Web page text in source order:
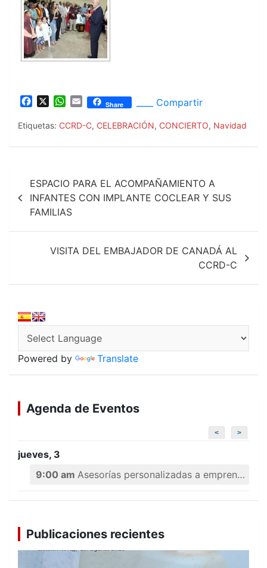
c
b
k
W
a
s
p
E
a
l
Share ____ Compartir
Etiquetas: CCRD-C, CELEBRACIÓN, CONCIERTO, Navidad
Navegación
de
entradas
ESPACIO PARA EL ACOMPAÑAMIENTO A
INFANTES CON IMPLANTE COCLEAR Y SUS
FAMILIAS
VISITA DEL EMBAJADOR DE CANADÁ AL
CCRD-C
Powered by Translate
Agenda de Eventos
< >
jueves, 3
9:00 am Asesorías personalizadas a emprendedores
Publicaciones recientes